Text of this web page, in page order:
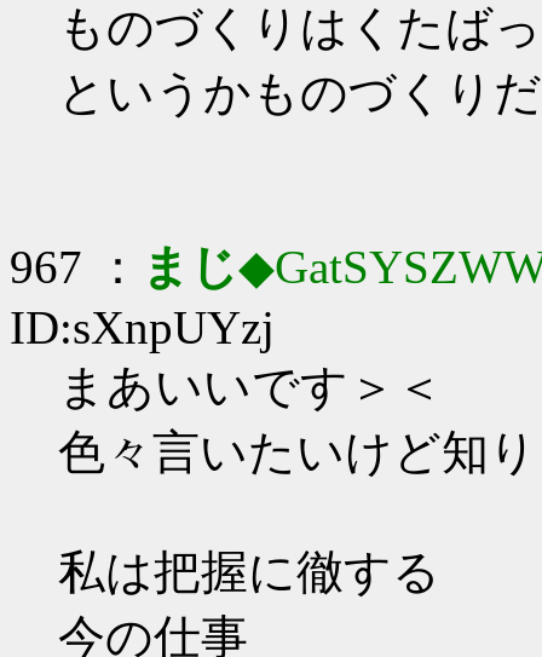
ものづくりはくたば
というかものづくり
967 ： まじ
ID:sXnpUYzj
まあいいです＞＜
色々言いたいけど知
私は把握に徹する
今の仕事